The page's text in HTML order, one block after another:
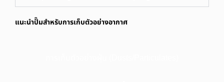
แนะนำปั๊มสำหรับการเก็บตัวอย่างอากาศ